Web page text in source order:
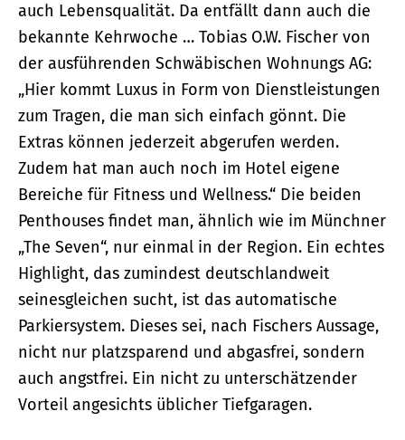
auch Lebensqualität. Da entfällt dann auch die
bekannte Kehrwoche … Tobias O.W. Fischer von
der ausführenden Schwäbischen Wohnungs AG:
„Hier kommt Luxus in Form von Dienstleistungen
zum Tragen, die man sich einfach gönnt. Die
Extras können jederzeit abgerufen werden.
Zudem hat man auch noch im Hotel eigene
Bereiche für Fitness und Wellness.“ Die beiden
Penthouses findet man, ähnlich wie im Münchner
„The Seven“, nur einmal in der Region. Ein echtes
Highlight, das zumindest deutschlandweit
seinesgleichen sucht, ist das automatische
Parkiersystem. Dieses sei, nach Fischers Aussage,
nicht nur platzsparend und abgasfrei, sondern
auch angstfrei. Ein nicht zu unterschätzender
Vorteil angesichts üblicher Tiefgaragen.